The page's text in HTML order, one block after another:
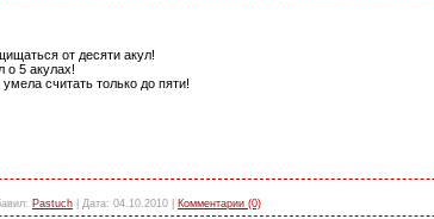
от десяти акул!
о 5 акулах!
считать только до пяти!
Pastuch Дата: 04.10.2010 Комментарии (0)